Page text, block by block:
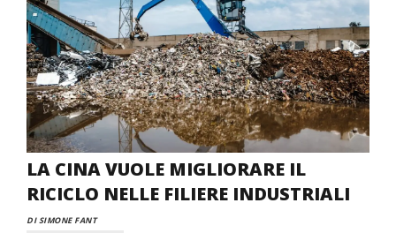
LA CINA VUOLE MIGLIORARE IL
RICICLO NELLE FILIERE INDUSTRIALI
DI SIMONE FANT